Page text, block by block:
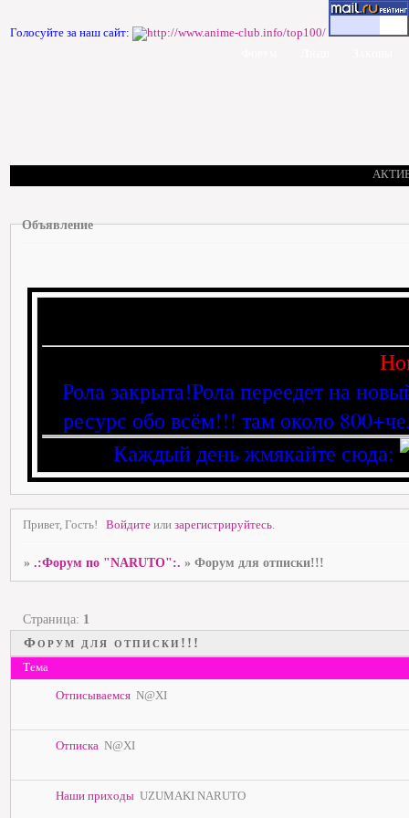
Голосуйте за наш сайт:
Объявление
Рола закрыта!Рола переедет на
ресурс обо всём!!! там около
Каждый день жмякайте сюда:
Привет, Гость! Войдите илизарегистрируйтесь.
».:Форум по "NARUTO":. »Форум для отписки!!!
Форум для отписки!!!
Страница: 1
Тема
Отписываемся N@XI
Отписка N@XI
Наши приходы UZUMAKI NARUTO